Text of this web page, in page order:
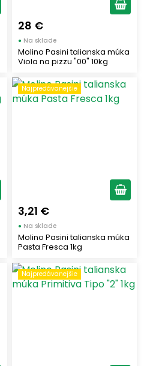
28 €
● Na sklade
Molino Pasini talianska múka
Viola na pizzu "00" 10kg
Najpredávanejšie
3,21 €
● Na sklade
Molino Pasini talianska múka
Pasta Fresca 1kg
Najpredávanejšie